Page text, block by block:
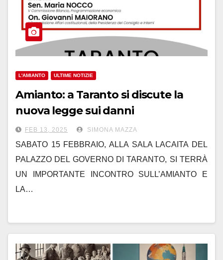
L'AMIANTO ULTIME NOTIZIE
Amianto: a Taranto si discute la
nuova legge sui danni
FEB 13, 2025 SIMONA MAZZA
SABATO 15 FEBBRAIO, ALLA SALA LACAITA DEL
PALAZZO DEL GOVERNO DI TARANTO, SI TERRÀ
UN IMPORTANTE INCONTRO SULL’AMIANTO E
LA…